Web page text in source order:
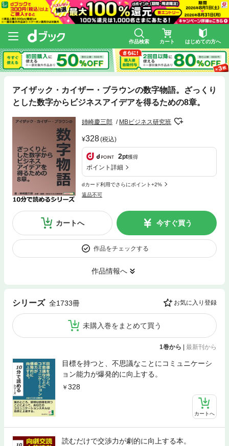
作品検索 カート はじめての方へ
アイザック・カイザー・ブラウンの数字物語。ざっくり
とした数字からビジネスアイデアを得るための8章。
姉崎慶三郎 MBビジネス研究班
328(税込)
2pt獲得
ポイント詳細
dカード利用でさらにポイント+2%
返品不可
カートへ 今すぐ買う
作品をチェックする
作品情報へ
シリーズ 全1733冊 お気に入り登録
未購入巻をまとめて買う
1巻から 最新刊から
目標を持つと、不思議なことにコミュニケーシ
ョン能力が爆発的に向上する。
328
カートへ
読むだけで交渉力が劇的に向上する本。